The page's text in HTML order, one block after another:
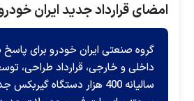
امضای قرارداد جدید ایران
گروه صنعتی ایران خودرو برای پاسخ
داخلی و خارجی، قرارداد طراحی،